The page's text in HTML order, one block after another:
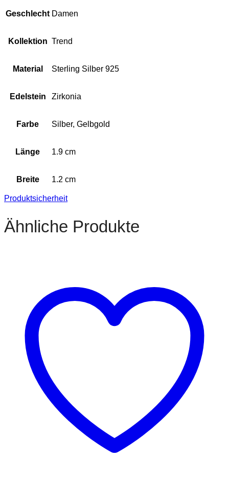
Geschlecht Damen
Kollektion Trend
Material Sterling Silber 925
Edelstein Zirkonia
Farbe Silber, Gelbgold
Länge 1.9 cm
Breite 1.2 cm
Produktsicherheit
Ähnliche Produkte